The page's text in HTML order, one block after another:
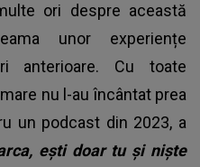
ori despre această
unor experiențe
anterioare. Cu toate
nu l-au încântat prea
un podcast din 2023, a
ești doar tu și niște